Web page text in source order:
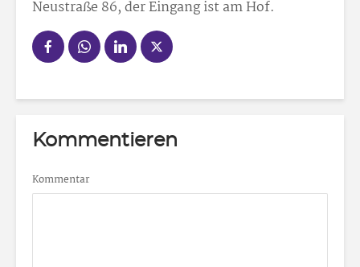
Neustraße 86, der Eingang ist am Hof.
Kommentieren
Kommentar